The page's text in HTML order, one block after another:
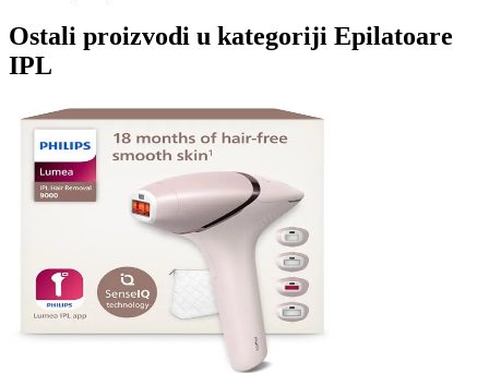
Ostali proizvodi u kategoriji Epilatoare
IPL